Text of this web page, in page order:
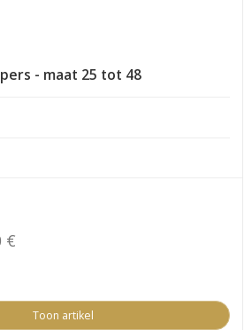
- maat 25 tot 48
€
Toon artikel